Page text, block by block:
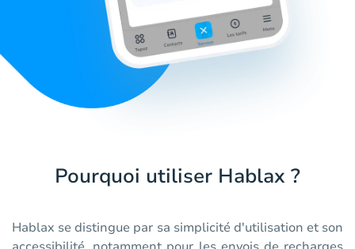
Pourquoi utiliser Hablax ?
Hablax se distingue par sa simplicité d'utilisation et son